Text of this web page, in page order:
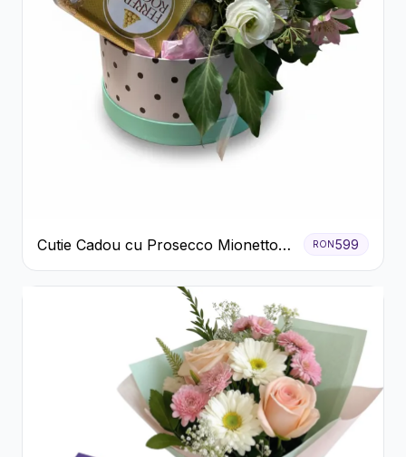
Cutie Cadou cu Prosecco Mionetto
Ferrero Rocher și Flori Pastelate
RON 599